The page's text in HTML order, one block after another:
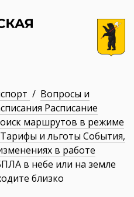
/ Вопросы и
Расписание
маршрутов в режиме
и льготы События,
в работе
в небе или на земле
близко